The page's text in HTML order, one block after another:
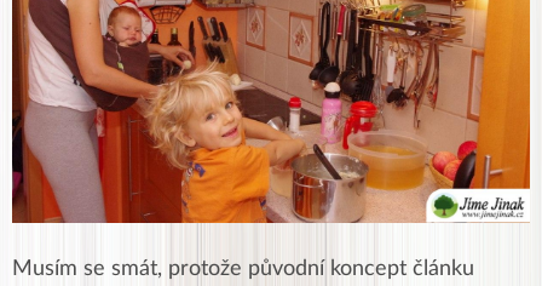
Musím se smát, protože původní koncept článku